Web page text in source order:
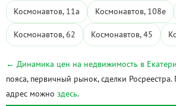
Космонавтов, 11а Космонавтов, 108е
Космонавтов, 62 Космонавтов, 45
← Динамика цен на недвижимость в
пояса, первичный рынок, сделки
адрес можно здесь.